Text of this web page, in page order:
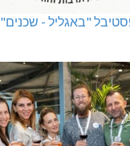
"באגליל - שכנים"